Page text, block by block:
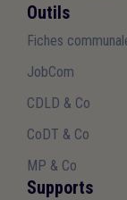
Outils
Fiches
JobCom
CDLD & Co
CoDT & Co
MP & Co
Supports